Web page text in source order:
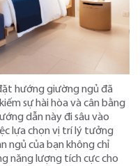
hướng giường ngủ đã
sự hài hòa và cân bằng
dẫn này đi sâu vào
lựa chọn vị trí lý tưởng
ngủ của bạn không chỉ
năng lượng tích cực cho